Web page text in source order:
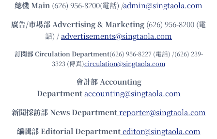
總機Main (626) 956-8200(電話) /admin@singtaola.com
廣告/市場部Advertising & Marketing (626) 956-8200 (電
話) /advertisements@singtaola.com
訂閱部 Circulation Department(626) 956-8227 (電話) /(626) 239-
3323 (傳真)circulation@singtaola.com
會計部 Accounting
Department accounting@singtaola.com
新聞採訪部 News Department reporter@singtaola.com
編輯部 Editorial Department editor@singtaola.com